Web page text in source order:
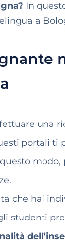
In
a
una
portali ti
che hai
studenti